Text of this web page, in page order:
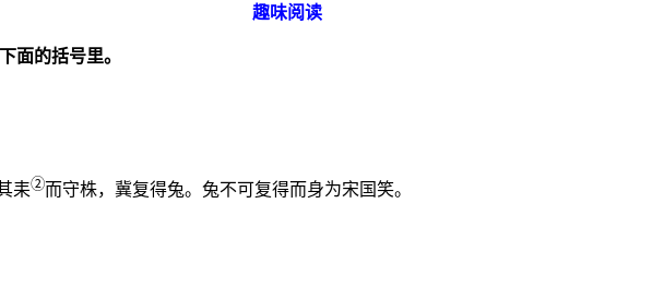
趣味阅读
面的括号里。
耒②而守株，冀复得兔。兔不可复得而身为宋国笑。